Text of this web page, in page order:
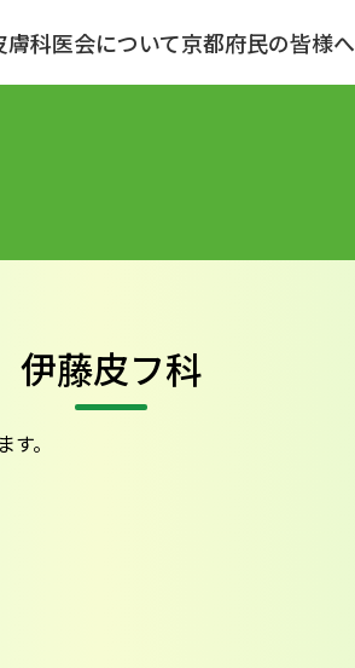
膚科医会について京都府民の皆様へ
伊藤皮フ科
。